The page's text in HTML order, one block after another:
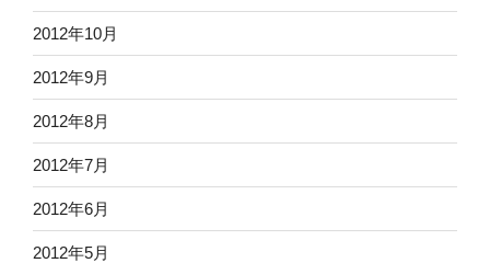
2012年10月
2012年9月
2012年8月
2012年7月
2012年6月
2012年5月